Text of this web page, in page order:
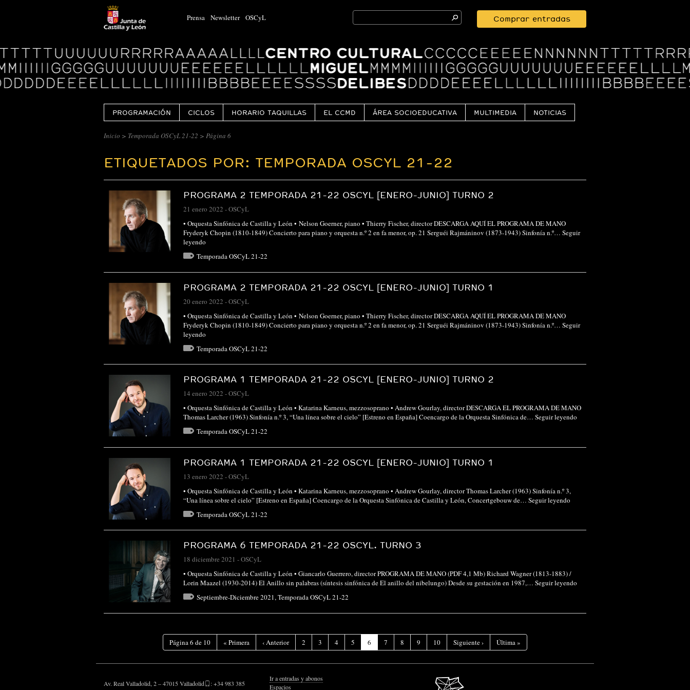
Prensa Newsletter OSCyL
Search
for:
Comprar entradas
Logo
Centro
Cultural
Miguel
Delibes
PROGRAMACIÓN CICLOS HORARIO TAQUILLAS EL CCMD ÁREA SOCIOEDUCATIVA MULTIMEDIA NOTICIAS
Inicio > Temporada OSCyL 21-22 > Página 6
ETIQUETADOS POR: TEMPORADA OSCYL 21-22
PROGRAMA 2 TEMPORADA 21-22 OSCYL [ENERO-JUNIO] TURNO 2
21 enero 2022 -OSCyL
• Orquesta Sinfónica de Castilla y León • Nelson Goerner, piano • Thierry Fischer, director DESCARGA AQUÍ EL PROGRAMA DE MANO
Fryderyk Chopin (1810-1849) Concierto para piano y orquesta n.º 2 en fa menor, op. 21 Serguéi Rajmáninov (1873-1943) Sinfonía n.º… Seguir
leyendo
Temporada OSCyL 21-22
PROGRAMA 2 TEMPORADA 21-22 OSCYL [ENERO-JUNIO] TURNO 1
20 enero 2022 -OSCyL
• Orquesta Sinfónica de Castilla y León • Nelson Goerner, piano • Thierry Fischer, director DESCARGA AQUÍ EL PROGRAMA DE MANO
Fryderyk Chopin (1810-1849) Concierto para piano y orquesta n.º 2 en fa menor, op. 21 Serguéi Rajmáninov (1873-1943) Sinfonía n.º… Seguir
leyendo
Temporada OSCyL 21-22
PROGRAMA 1 TEMPORADA 21-22 OSCYL [ENERO-JUNIO] TURNO 2
14 enero 2022 -OSCyL
• Orquesta Sinfónica de Castilla y León • Katarina Karneus, mezzosoprano • Andrew Gourlay, director DESCARGA EL PROGRAMA DE MANO
Thomas Larcher (1963) Sinfonía n.º 3, “Una línea sobre el cielo” [Estreno en España] Coencargo de la Orquesta Sinfónica de… Seguir leyendo
Temporada OSCyL 21-22
PROGRAMA 1 TEMPORADA 21-22 OSCYL [ENERO-JUNIO] TURNO 1
13 enero 2022 -OSCyL
• Orquesta Sinfónica de Castilla y León • Katarina Karneus, mezzosoprano • Andrew Gourlay, director Thomas Larcher (1963) Sinfonía n.º 3,
“Una línea sobre el cielo” [Estreno en España] Coencargo de la Orquesta Sinfónica de Castilla y León, Concertgebouw de… Seguir leyendo
Temporada OSCyL 21-22
PROGRAMA 6 TEMPORADA 21-22 OSCYL. TURNO 3
18 diciembre 2021 -OSCyL
• Orquesta Sinfónica de Castilla y León • Giancarlo Guerrero, director PROGRAMA DE MANO (PDF 4,1 Mb) Richard Wagner (1813-1883) /
Lorin Maazel (1930-2014) El Anillo sin palabras (síntesis sinfónica de El anillo del nibelungo) Desde su gestación en 1987,… Seguir leyendo
Septiembre-Diciembre 2021,Temporada OSCyL 21-22
Página 6 de 10 « Primera ‹ Anterior 2 3 4 5 6 (Página
actual)
7 8 9 10 Siguiente› Última »
Av. Real Valladolid, 2 – 47015 Valladolid
: +34 983 385
Ir a entradas y abonos
Espacios